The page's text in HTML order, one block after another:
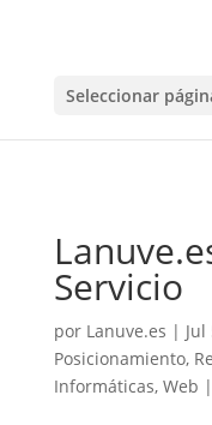
Seleccionar
Servicio
por Lanuve.es | Jul
Posicionamiento,
Informáticas, Web |